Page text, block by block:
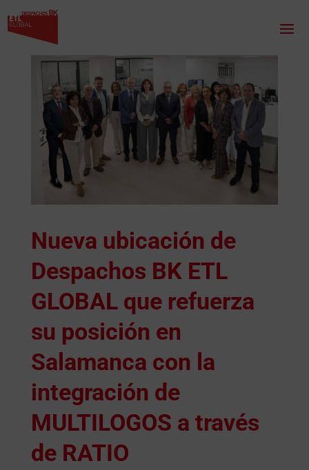
Nueva ubicación de
Despachos BK ETL
GLOBAL que refuerza
su posición en
Salamanca con la
integración de
MULTILOGOS a través
de RATIO